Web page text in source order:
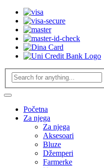
Početna
Za njega
Za njega
Aksesoari
Bluze
Džemperi
Farmerke